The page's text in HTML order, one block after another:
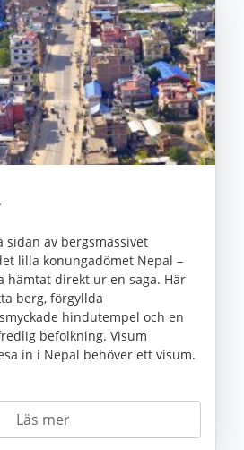
sidan av bergsmassivet
lilla konungadömet Nepal –
hämtat direkt ur en saga. Här
berg, förgyllda
hindutempel och en
befolkning. Visum
in i Nepal behöver ett visum.
Läs mer